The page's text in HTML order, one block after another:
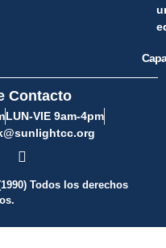
Contacto
LUN-VIE 9am-4pm
Todos los derechos